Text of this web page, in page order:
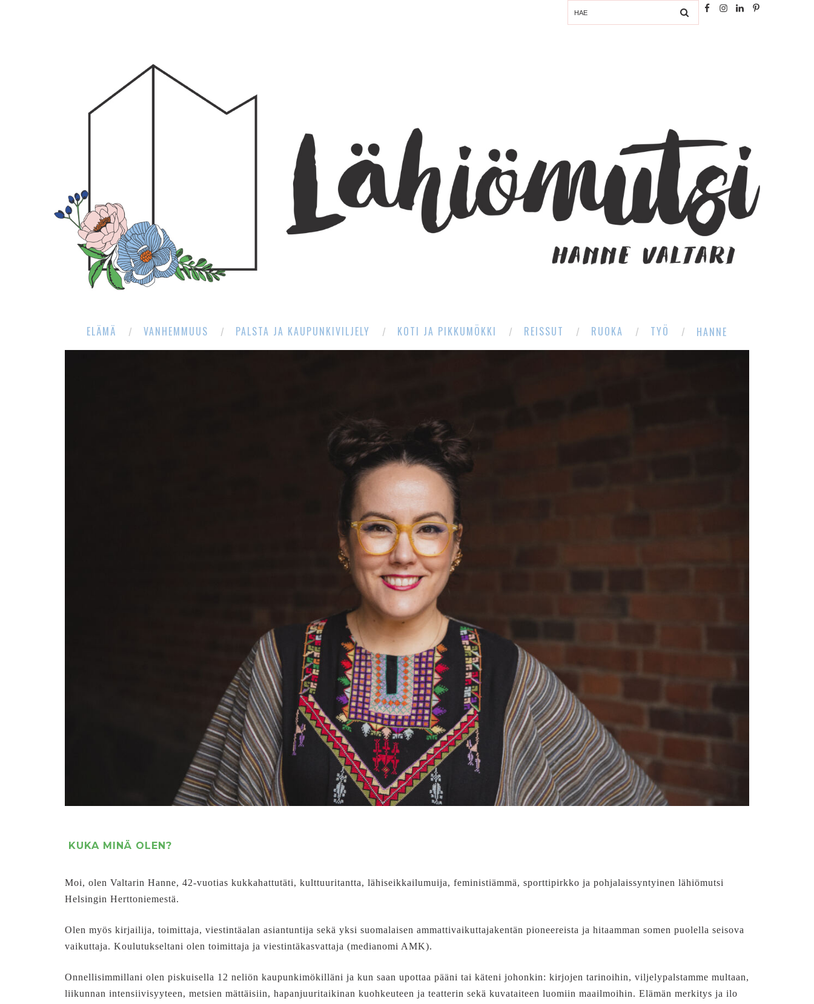
ELÄMÄ VANHEMMUUS PALSTA JA KAUPUNKIVILJELY KOTI JA PIKKUMÖKKI REISSUT RUOKA TYÖ HANNE
KUKA MINÄ OLEN?
Moi, olen Valtarin Hanne, 42-vuotias kukkahattutäti, kulttuuritantta, lähiseikkailumuija, feministiämmä, sporttipirkko ja pohjalaissyntyinen lähiömutsi
Helsingin Herttoniemestä.
Olen myös kirjailija, toimittaja, viestintäalan asiantuntija sekä yksi suomalaisen ammattivaikuttajakentän pioneereista ja hitaamman somen puolella seisova
vaikuttaja. Koulutukseltani olen toimittaja ja viestintäkasvattaja (medianomi AMK).
Onnellisimmillani olen piskuisella 12 neliön kaupunkimökilläni ja kun saan upottaa pääni tai käteni johonkin: kirjojen tarinoihin, viljelypalstamme multaan,
liikunnan intensiivisyyteen, metsien mättäisiin, hapanjuuritaikinan kuohkeuteen ja teatterin sekä kuvataiteen luomiin maailmoihin. Elämän merkitys ja ilo